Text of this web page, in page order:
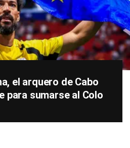
el arquero de Cabo
para sumarse al Colo